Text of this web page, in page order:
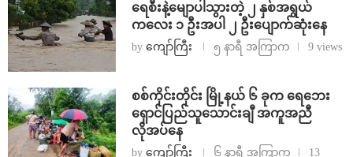
ရေစီးနဲ့မျောပါသွားတဲ့ ၂ နှစ်အရွယ်
ကလေး ၁ ဦးအပါ ၂ ဦးပျောက်ဆုံးနေ
by ကျော်ကြီး ၅ နာရီ အကြာက 9 views
စစ်ကိုင်းတိုင်း မြို့နယ် ၆ ခုက ရေဘေး
ရှောင်ပြည်သူသောင်းချီ အကူအညီ
လိုအပ်နေ
by ကျော်ကြီး ၆ နာရီ အကြာက
13